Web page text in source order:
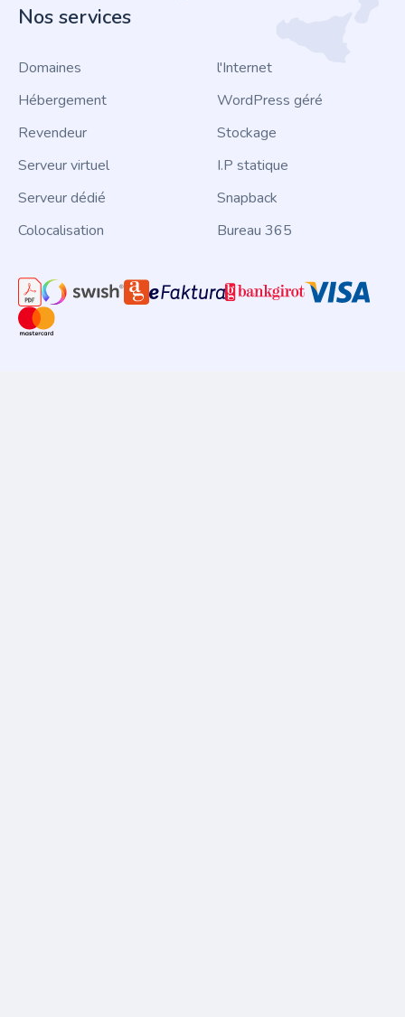
Nos services
Domaines
Hébergement
Revendeur
Serveur virtuel
Serveur dédié
Colocalisation
l'Internet
WordPress géré
Stockage
I.P statique
Snapback
Bureau 365